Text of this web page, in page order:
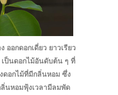
อกดอกเดี่ยว ยาวเรียว
ป็นดอกไม้อันดับต้น ๆ ที่
ดอกไม้ที่มีกลิ่นหอม ซึ่ง
ลิ่นหอมฟุ้งเวลามีลมพัด